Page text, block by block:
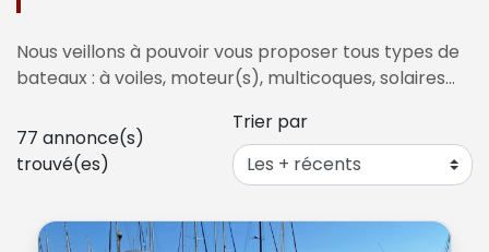
Nous veillons à pouvoir vous proposer tous types de
bateaux : à voiles, moteur(s), multicoques, solaires…
77 annonce(s)
trouvé(es)
Trier par